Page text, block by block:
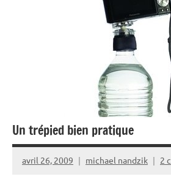
Un trépied bien pratique
avril 26, 2009 michael nandzik 2